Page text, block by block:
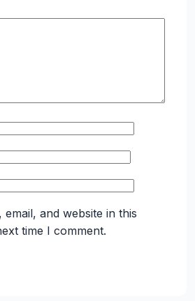
email, and website in this
time I comment.